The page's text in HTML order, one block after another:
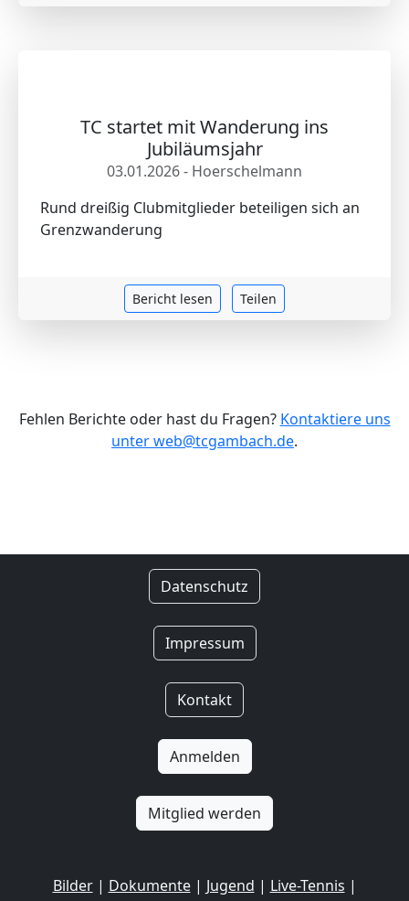
TC startet mit Wanderung ins
Jubiläumsjahr
03.01.2026 - Hoerschelmann
Rund dreißig Clubmitglieder beteiligen sich an
Grenzwanderung
Bericht lesen Teilen
Fehlen Berichte oder hast du Fragen? Kontaktiere uns
unter web@tcgambach.de.
Datenschutz
Impressum
Kontakt
Anmelden
Mitglied werden
Bilder| Dokumente| Jugend | Live-Tennis |